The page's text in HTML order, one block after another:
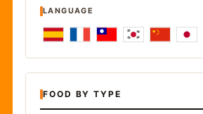
LANGUAGE
FOOD BY TYPE